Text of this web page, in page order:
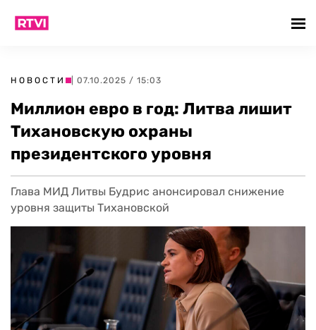
НОВОСТИ | 07.10.2025 / 15:03
Миллион евро в год: Литва лишит
Тихановскую охраны
президентского уровня
Глава МИД Литвы Будрис анонсировал снижение
уровня защиты Тихановской